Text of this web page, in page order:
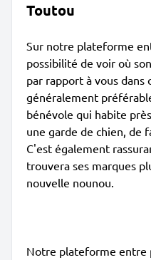
Toutou
Sur notre plateforme
possibilité de voir où
par rapport à vous
généralement
bénévole qui habite
une garde de chien, de
C'est également
trouvera ses marques
nouvelle nounou.
Notre plateforme entre